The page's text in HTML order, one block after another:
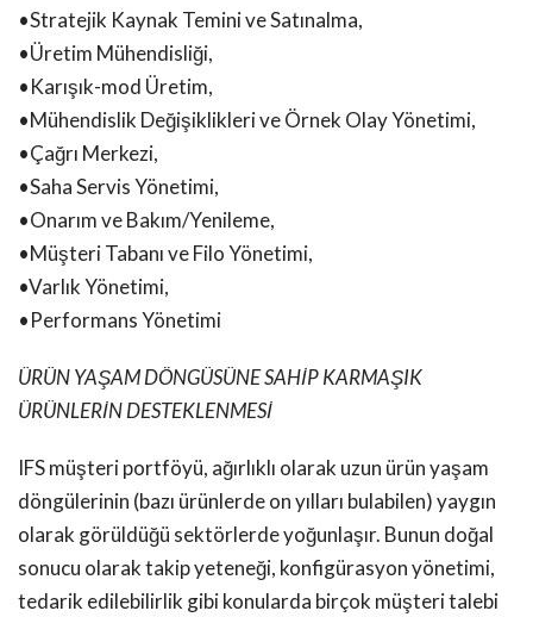
•Stratejik Kaynak Temini ve Satınalma,
•Üretim Mühendisliği,
•Karışık-mod Üretim,
•Mühendislik Değişiklikleri ve Örnek Olay Yönetimi,
•Çağrı Merkezi,
•Saha Servis Yönetimi,
•Onarım ve Bakım/Yenileme,
•Müşteri Tabanı ve Filo Yönetimi,
•Varlık Yönetimi,
•Performans Yönetimi
ÜRÜN YAŞAM DÖNGÜSÜNE SAHİP KARMAŞIK
ÜRÜNLERİN DESTEKLENMESİ
IFS müşteri portföyü, ağırlıklı olarak uzun ürün yaşam
döngülerinin (bazı ürünlerde on yılları bulabilen) yaygın
olarak görüldüğü sektörlerde yoğunlaşır. Bunun doğal
sonucu olarak takip yeteneği, konfigürasyon yönetimi,
tedarik edilebilirlik gibi konularda birçok müşteri talebi